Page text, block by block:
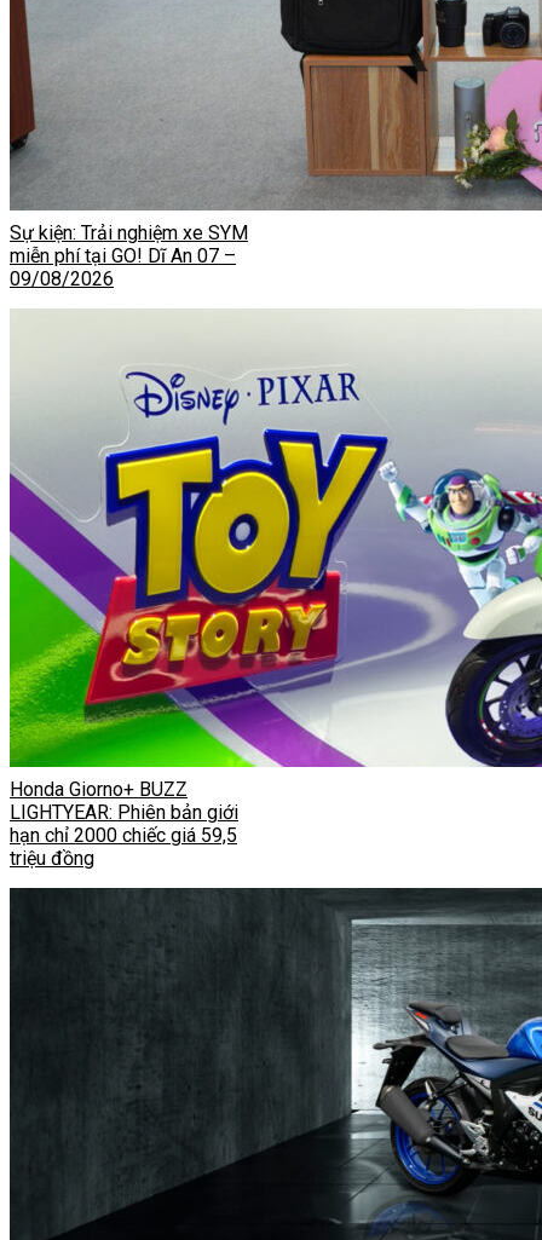
Sự kiện: Trải nghiệm xe SYM
miễn phí tại GO! Dĩ An 07 –
09/08/2026
Honda Giorno+ BUZZ
LIGHTYEAR: Phiên bản giới
hạn chỉ 2000 chiếc giá 59,5
triệu đồng